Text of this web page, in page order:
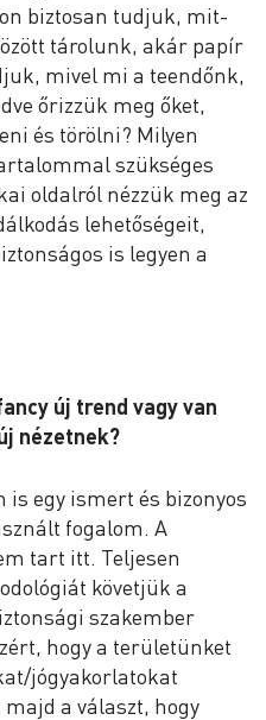
biztosan tudjuk, mit-
tárolunk, akár papír
mivel mi a teendőnk,
őrizzük meg őket,
és törölni? Milyen
szükséges
oldalról nézzük meg az
lehetőségeit,
is legyen a
új trend vagy van
nézetnek?
egy ismert és bizonyos
fogalom. A
tart itt. Teljesen
követjük a
szakember
hogy a területünket
jógyakorlatokat
a választ, hogy